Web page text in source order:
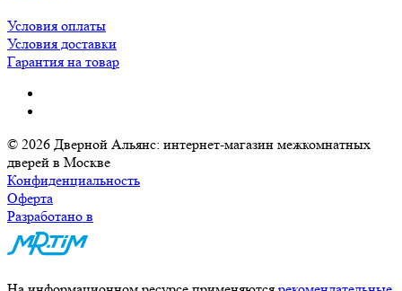
Условия оплаты
Условия доставки
Гарантия на товар
© 2026 Дверной Альянс: интернет-магазин межкомнатных
дверей в Москве
Конфиденциальность
Оферта
Разработано в